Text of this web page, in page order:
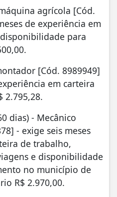
agrícola [Cód.
de experiência em
para
[Cód. 8989949]
em carteira
2.795,28.
dias) - Mecânico
- exige seis meses
de trabalho,
e disponibilidade
no município de
R$ 2.970,00.